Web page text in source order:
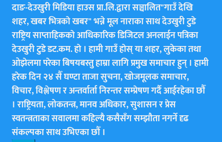
दाङ-देउखुरी मिडिया हाउस प्रा.लि.द्वारा सञ्चालित"गाउँ देखि
शहर, खबर भित्रकाे खबर" भन्ने मूल नाराका साथ देउखुरी टुडे
राष्ट्रिय साप्ताहिककाे आधिकारिक डिजिटल अनलाईन पत्रिका
देउखुरी टुडे डट.कम. हाे । हामी गाउँ हाेस् या शहर, लुकेका तथा
ओझेलमा परेका बिषयबस्तु हाम्रा लागि प्रमुख समाचार हुन् । हामी
हरेक दिन २४ सैँ घण्टा ताजा सुचना, खोजमूलक समाचार,
विचार, विश्लेषण र अन्तर्वार्ता निरन्तर सम्प्रेषण गर्दै आईरहेका छाैँ
। राष्ट्रियता, लोकतन्त्र, मानव अधिकार, सुशासन र प्रेस
स्वतन्त्रताका सवालमा कहिल्यै कसैसँग सम्झौता नगर्ने दृढ
संकल्पका साथ उभिएका छाैँ ।